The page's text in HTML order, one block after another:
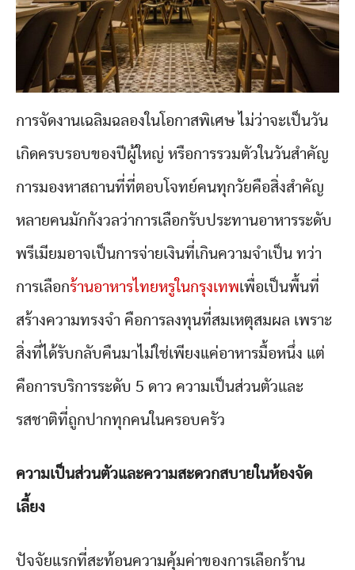
การจัดงานเฉลิมฉลองในโอกาสพิเศษ ไม่ว่าจะเป็นวัน
เกิดครบรอบของปีผู้ใหญ่ หรือการรวมตัวในวันสำคัญ
การมองหาสถานที่ที่ตอบโจทย์คนทุกวัยคือสิ่งสำคัญ
หลายคนมักกังวลว่าการเลือกรับประทานอาหารระดับ
พรีเมียมอาจเป็นการจ่ายเงินที่เกินความจำเป็น ทว่า
การเลือกร้านอาหารไทยหรูในกรุงเทพเพื่อเป็นพื้นที่
สร้างความทรงจำ คือการลงทุนที่สมเหตุสมผล เพราะ
สิ่งที่ได้รับกลับคืนมาไม่ใช่เพียงแค่อาหารมื้อหนึ่ง แต่
คือการบริการระดับ 5 ดาว ความเป็นส่วนตัวและ
รสชาติที่ถูกปากทุกคนในครอบครัว
ความเป็นส่วนตัวและความสะดวกสบายในห้องจัด
เลี้ยง
ปัจจัยแรกที่สะท้อนความคุ้มค่าของการเลือกร้าน